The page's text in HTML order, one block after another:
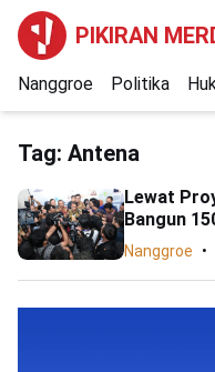
PIKIRAN
Nanggroe Politika
Tag: Antena
Lewat
Bangun
Nanggroe